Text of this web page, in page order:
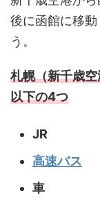
後に函館に移
う。
札幌（新千歳
以下の4つ
JR
高速バス
車